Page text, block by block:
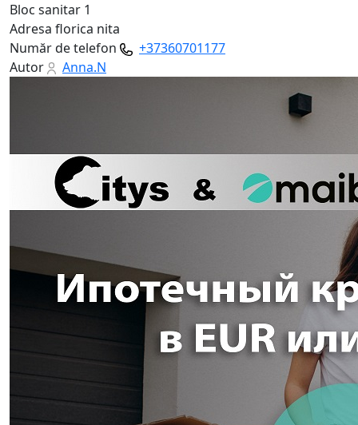
Bloc sanitar 1
Adresa florica nita
Număr de telefon
+37360701177
Autor
Anna.N